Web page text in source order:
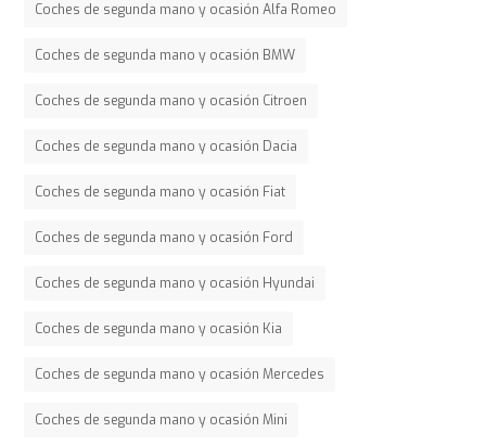
Coches de segunda mano y ocasión Alfa Romeo
Coches de segunda mano y ocasión BMW
Coches de segunda mano y ocasión Citroen
Coches de segunda mano y ocasión Dacia
Coches de segunda mano y ocasión Fiat
Coches de segunda mano y ocasión Ford
Coches de segunda mano y ocasión Hyundai
Coches de segunda mano y ocasión Kia
Coches de segunda mano y ocasión Mercedes
Coches de segunda mano y ocasión Mini